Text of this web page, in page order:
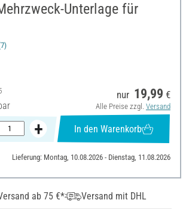
Unterlage für
nur 19,99 €
Alle Preise zzgl. Versand
In den Warenkorb
Lieferung: Montag, 10.08.2026 - Dienstag, 11.08.2026
ab 75 €*
Versand mit DHL